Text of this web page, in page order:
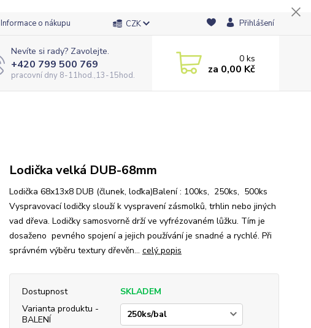
Informace o nákupu CZK Přihlášení
Nevíte si rady? Zavolejte.
+420 799 500 769
pracovní dny 8-11hod.,13-15hod.
0ks
za 0,00 Kč
Lodička velká DUB-68mm
Lodička 68x13x8 DUB (člunek, loďka)Balení : 100ks, 250ks, 500ks
Vyspravovací lodičky slouží k vyspravení zásmolků, trhlin nebo jiných
vad dřeva. Lodičky samosvorně drží ve vyfrézovaném lůžku. Tím je
dosaženo pevného spojení a jejich používání je snadné a rychlé. Při
správném výběru textury dřevěn... celý popis
Dostupnost
SKLADEM
Varianta produktu -
BALENÍ